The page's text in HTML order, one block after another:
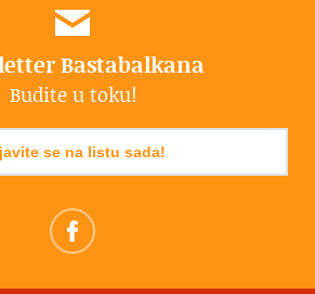
Bastabalkana
Budite u toku!
se na listu sada!